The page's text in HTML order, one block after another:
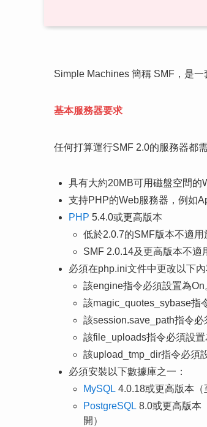
Simple Machines 簡稱 SMF，是
基本服務器要求
任何打算運行SMF 2.0的服務器都
具有大約20MB可用磁盤空間的
支持PHP的Web服務器，例如
PHP 5.4.0或更高版本
低於2.0.7的SMF版本不適
SMF 2.0.14及更高版本不適
必須在php.ini文件中更改以下內
該engine指令必須設置為On
該magic_quotes_sybase指
該session.save_path指令必
該file_uploads指令必須設置
該upload_tmp_dir指令必須
必須安裝以下數據庫之一：
MySQL 4.0.18或更高版本（
PostgreSQL 8.0或更高版本
開）